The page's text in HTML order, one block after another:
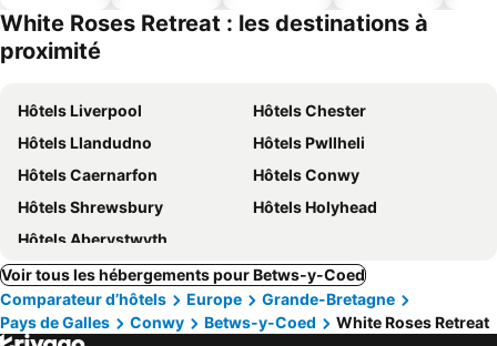
White Roses Retreat : les destinations à
proximité
Hôtels Liverpool
Hôtels Chester
Hôtels Llandudno
Hôtels Pwllheli
Hôtels Caernarfon
Hôtels Conwy
Hôtels Shrewsbury
Hôtels Holyhead
Hôtels Aberystwyth
Voir tous les hébergements pour Betws-y-Coed
Comparateur d’hôtels
Europe
Grande-Bretagne
Pays de Galles
Conwy Betws-y-Coed White Roses Retreat